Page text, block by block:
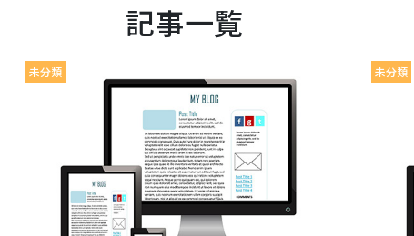
記事一覧
未分類 未分類